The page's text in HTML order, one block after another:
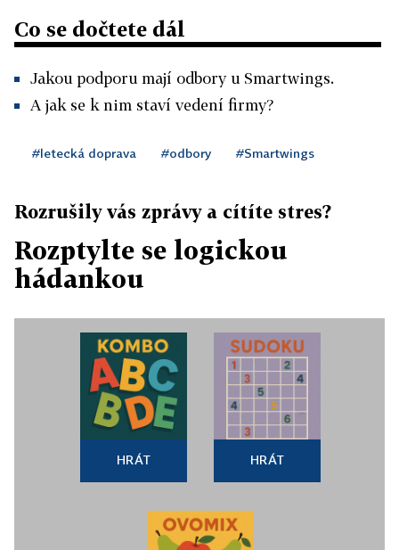
Co se dočtete dál
Jakou podporu mají odbory u Smartwings.
A jak se k nim staví vedení firmy?
#letecká doprava #odbory #Smartwings
Rozrušily vás zprávy a cítíte stres?
Rozptylte se logickou
hádankou
HRÁT HRÁT